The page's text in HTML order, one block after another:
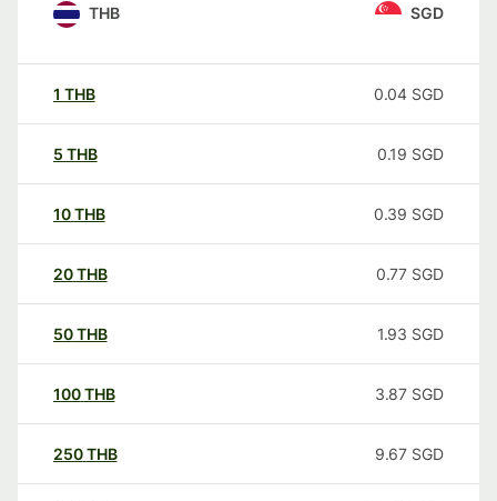
THB SGD
1 THB 0.04 SGD
5 THB 0.19 SGD
10THB 0.39 SGD
20THB 0.77 SGD
50THB 1.93 SGD
100THB 3.87 SGD
250THB 9.67 SGD